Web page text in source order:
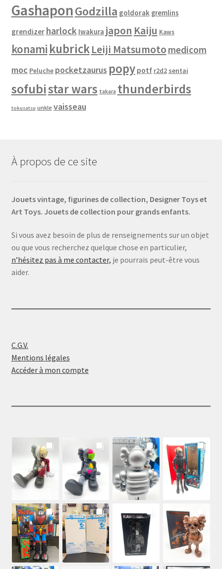
GashaponGodzilla goldorak gremlins
grendizer harlock Iwakura japon Kaiju Kaws
konami kubrickLeiji Matsumoto medicom
moc Peluche pocketzaurus popy potf r2d2 sentai
sofubistar wars takara thunderbirds
tokusatsu unkle vaisseau
À propos de ce site
Jouets vintage, figurines de collection, Designer Toys et
Art Toys. Jouets de collection pour grands enfants.
Si vous avez besoin de plus de renseignements sur un objet
ou que vous recherchez quelque chose en particulier,
n’hésitez pas à me contacter, je pourrais peut-être vous
aider.
C.G.V.
Mentions légales
Accéder à mon compte